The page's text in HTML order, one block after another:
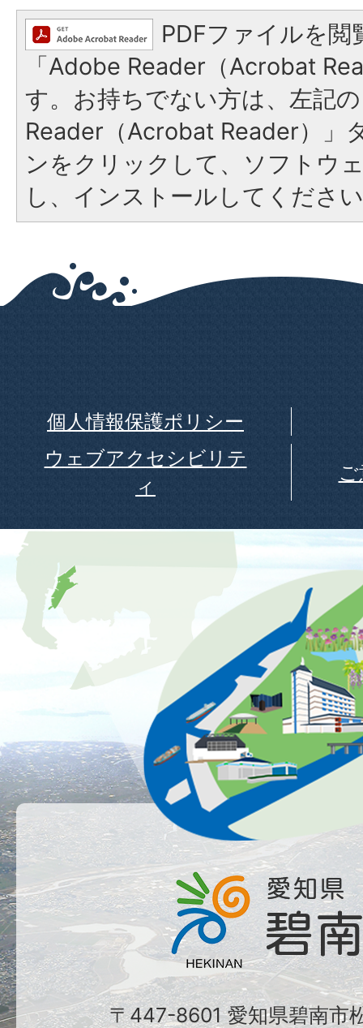
PDFファイルを閲
「Adobe Reader（Acrobat
す。お持ちでない方は、左記
Reader（Acrobat Reader）」
ンをクリックして、ソフトウ
し、インストールしてくださ
個人情報保護ポリシー
ウェブアクセシビリテ
ィ
〒447-8601 愛知県碧南市